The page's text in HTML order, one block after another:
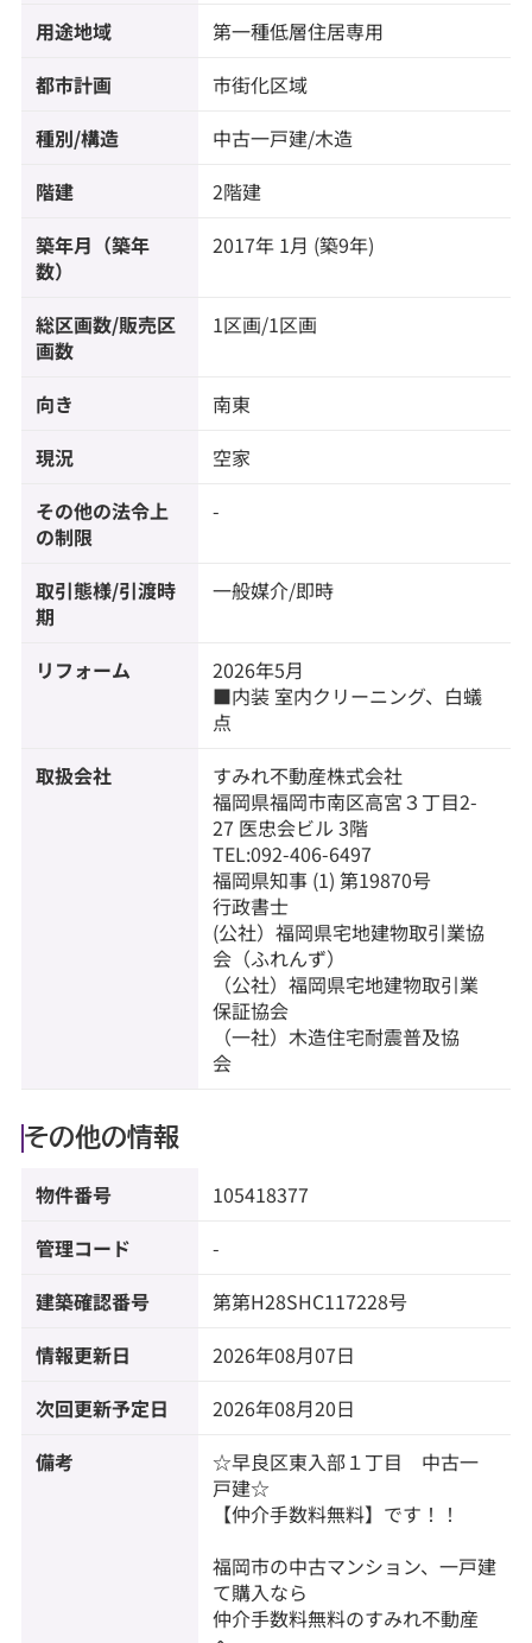
用途地域 第一種低層住居専用
都市計画 市街化区域
種別/構造 中古一戸建/木造
階建 2階建
築年月（築年
数）
2017年 1月 (築9年)
総区画数/販売区
画数
1区画/1区画
向き 南東
現況 空家
その他の法令上
の制限
-
取引態様/引渡時
期
一般媒介/即時
リフォーム
2026年5月
■内装 室内クリーニング、白蟻
点
取扱会社
すみれ不動産株式会社
福岡県福岡市南区高宮３丁目2-
27 医忠会ビル 3階
TEL:092-406-6497
福岡県知事 (1) 第19870号
行政書士
(公社）福岡県宅地建物取引業協
会（ふれんず）
（公社）福岡県宅地建物取引業
保証協会
（一社）木造住宅耐震普及協
会
その他の情報
物件番号 105418377
管理コード -
建築確認番号 第第H28SHC117228号
情報更新日 2026年08月07日
次回更新予定日 2026年08月20日
備考
☆早良区東入部１丁目 中古一
戸建☆
【仲介手数料無料】です！！
福岡市の中古マンション、一戸建
て購入なら
仲介手数料無料のすみれ不動産